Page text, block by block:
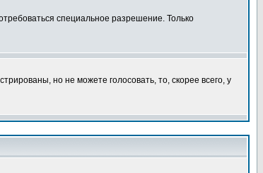
специальное разрешение. Только
но не можете голосовать, то, скорее всего, у